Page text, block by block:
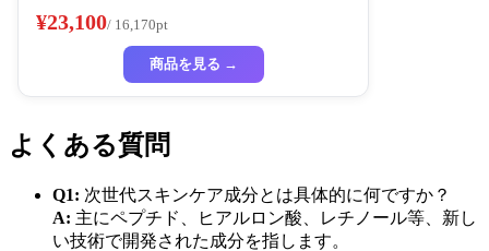
ルテケア ハリ
¥23,100/ 16,170pt
商品を見る →
よくある質問
Q1: 次世代スキンケア成分とは具体的に何ですか？
A: 主にペプチド、ヒアルロン酸、レチノール等、新し
い技術で開発された成分を指します。